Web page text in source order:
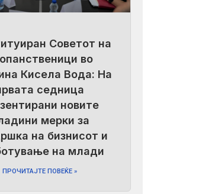
Советот на
во
Кисела Вода: На
седница
новите
мерки за
на бизнисот и
на млади
ПРОЧИТАЈТЕ ПОВЕЌЕ »